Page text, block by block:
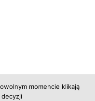
CoWartoZwiedzic.pl
momencie klikają
decyzji